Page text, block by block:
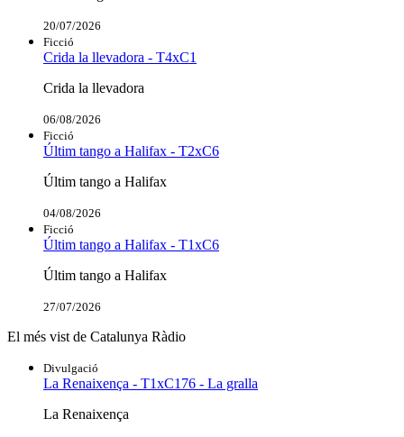
20/07/2026
Ficció
Crida la llevadora - T4xC1
Crida la llevadora
06/08/2026
Ficció
Últim tango a Halifax - T2xC6
Últim tango a Halifax
04/08/2026
Ficció
Últim tango a Halifax - T1xC6
Últim tango a Halifax
27/07/2026
El més vist de Catalunya Ràdio
Divulgació
La Renaixença - T1xC176 - La gralla
La Renaixença